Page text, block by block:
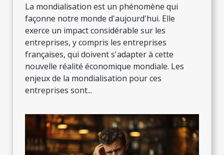
La mondialisation est un phénomène qui
façonne notre monde d'aujourd'hui. Elle
exerce un impact considérable sur les
entreprises, y compris les entreprises
françaises, qui doivent s'adapter à cette
nouvelle réalité économique mondiale. Les
enjeux de la mondialisation pour ces
entreprises sont...